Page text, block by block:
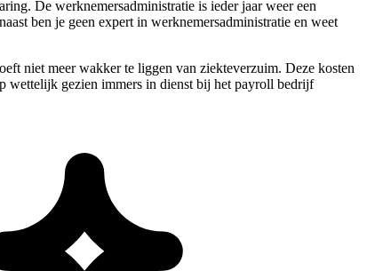
De werknemersadministratie is ieder jaar weer een
ben je geen expert in werknemersadministratie en weet
niet meer wakker te liggen van ziekteverzuim. Deze kosten
wettelijk gezien immers in dienst bij het payroll bedrijf